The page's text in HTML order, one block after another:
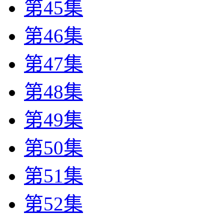
第45集
第46集
第47集
第48集
第49集
第50集
第51集
第52集